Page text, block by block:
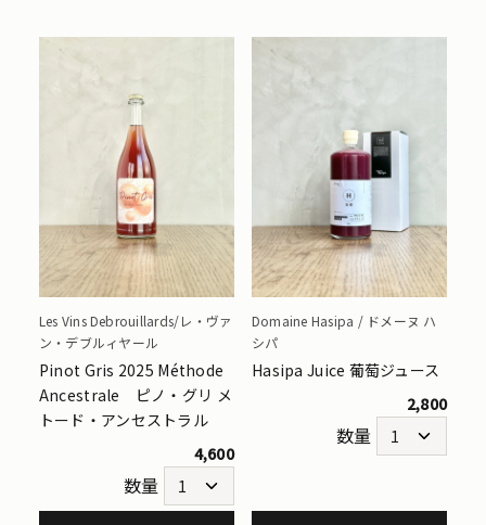
Les Vins Debrouillards/レ・ヴァ
ン・デブルィヤール
Pinot Gris 2025 Méthode
Ancestrale ピノ・グリ メ
トード・アンセストラル
4,600
数量
Domaine Hasipa / ドメーヌ ハ
シパ
Hasipa Juice 葡萄ジュース
2,800
数量